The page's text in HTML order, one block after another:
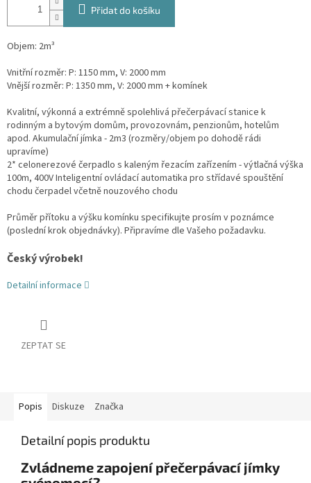
Přidat do košíku
Objem: 2m³
Vnitřní rozměr: P: 1150 mm, V: 2000 mm
Vnější rozměr: P: 1350 mm, V: 2000 mm + komínek
Kvalitní, výkonná a extrémně spolehlivá přečerpávací stanice k
rodinným a bytovým domům, provozovnám, penzionům, hotelům
apod. Akumulační jímka - 2m3 (rozměry/objem po dohodě rádi
upravíme)
2* celonerezové čerpadlo s kaleným řezacím zařízením - výtlačná výška
100m, 400V Inteligentní ovládací automatika pro střídavé spouštění
chodu čerpadel včetně nouzového chodu
Průměr přítoku a výšku komínku specifikujte prosím v poznámce
(poslední krok objednávky). Připravíme dle Vašeho požadavku.
Český výrobek!
Detailní informace
ZEPTAT SE
Popis Diskuze Značka
Detailní popis produktu
Zvládneme zapojení přečerpávací jímky